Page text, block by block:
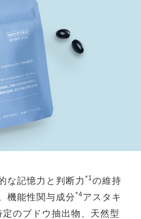
な記憶力と判断力 *1 の維持
機能性関与成分*4アスタキ
のブドウ抽出物、天然型